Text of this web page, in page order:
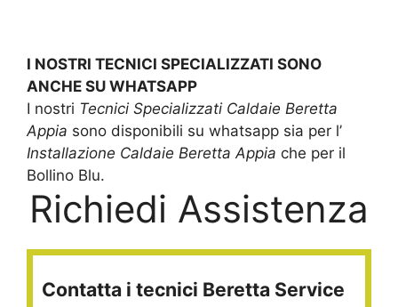
I NOSTRI TECNICI SPECIALIZZATI SONO
ANCHE SU WHATSAPP
I nostri Tecnici Specializzati Caldaie Beretta
Appia sono disponibili su whatsapp sia per l’
Installazione Caldaie Beretta Appia che per il
Bollino Blu.
Richiedi Assistenza
Contatta i tecnici Beretta Service